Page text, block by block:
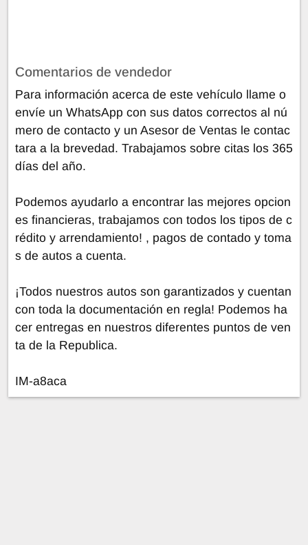
Comentarios de vendedor
Para información acerca de este vehículo llame o
envíe un WhatsApp con sus datos correctos al nú
mero de contacto y un Asesor de Ventas le contac
tara a la brevedad. Trabajamos sobre citas los 365
días del año.
Podemos ayudarlo a encontrar las mejores opcion
es financieras, trabajamos con todos los tipos de c
rédito y arrendamiento! , pagos de contado y toma
s de autos a cuenta.
¡Todos nuestros autos son garantizados y cuentan
con toda la documentación en regla! Podemos ha
cer entregas en nuestros diferentes puntos de ven
ta de la Republica.
IM-a8aca